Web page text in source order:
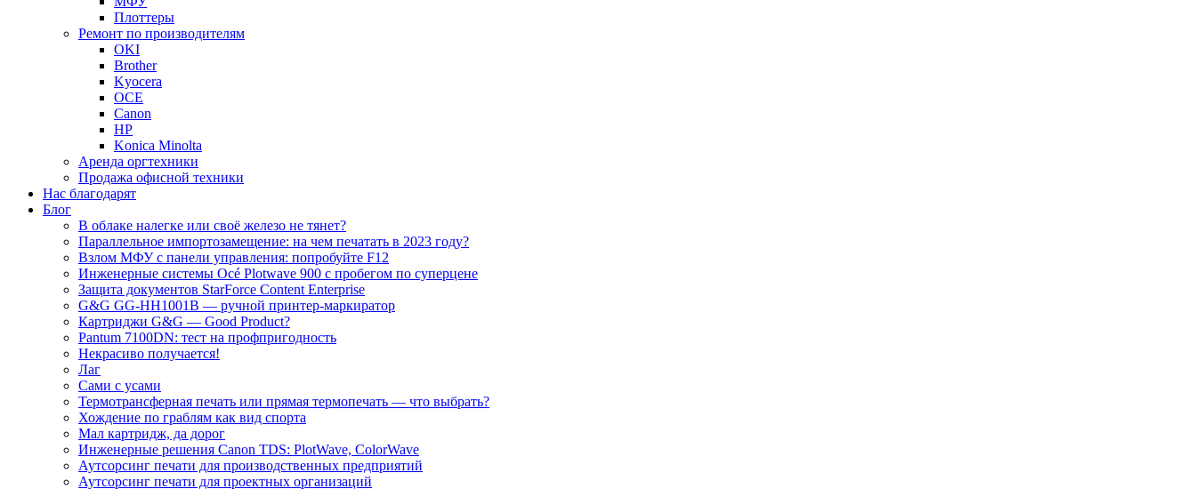
Плоттеры
Ремонт по производителям
OKI
Brother
Kyocera
OCE
Canon
HP
Konica Minolta
Аренда оргтехники
Продажа офисной техники
Нас благодарят
Блог
В облаке налегке или своё железо не тянет?
Параллельное импортозамещение: на чем печатать в 2023 году?
Взлом МФУ с панели управления: попробуйте F12
Инженерные системы Océ Plotwave 900 с пробегом по суперцене
Защита документов StarForce Content Enterprise
G&G GG-HH1001B — ручной принтер-маркиратор
Картриджи G&G — Good Product?
Pantum 7100DN: тест на профпригодность
Некрасиво получается!
Лаг
Сами с усами
Термотрансферная печать или прямая термопечать — что выбрать?
Хождение по граблям как вид спорта
Мал картридж, да дорог
Инженерные решения Canon TDS: PlotWave, ColorWave
Аутсорсинг печати для производственных предприятий
Аутсорсинг печати для проектных организаций